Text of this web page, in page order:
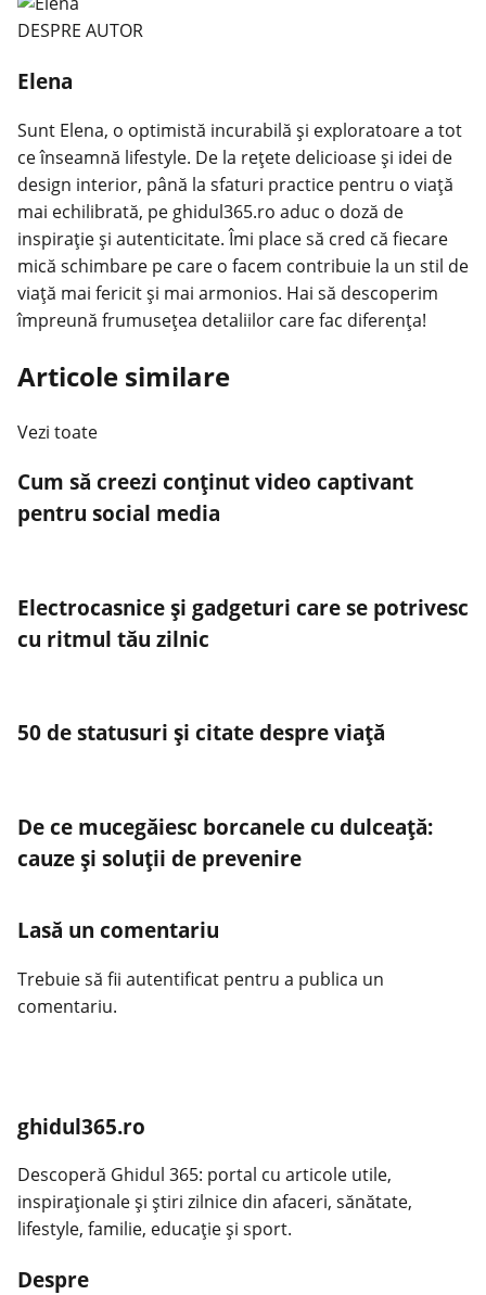
DESPRE AUTOR
Elena
Sunt Elena, o optimistă incurabilă și exploratoare a tot
ce înseamnă lifestyle. De la rețete delicioase și idei de
design interior, până la sfaturi practice pentru o viață
mai echilibrată, pe ghidul365.ro aduc o doză de
inspirație și autenticitate. Îmi place să cred că fiecare
mică schimbare pe care o facem contribuie la un stil de
viață mai fericit și mai armonios. Hai să descoperim
împreună frumusețea detaliilor care fac diferența!
Articole similare
Vezi toate
Cum să creezi conținut video captivant
pentru social media
Electrocasnice și gadgeturi care se potrivesc
cu ritmul tău zilnic
50 de statusuri și citate despre viață
De ce mucegăiesc borcanele cu dulceață:
cauze și soluții de prevenire
Lasă un comentariu
Trebuie să fii autentificat pentru a publica un
comentariu.
ghidul365.ro
Descoperă Ghidul 365: portal cu articole utile,
inspiraționale și știri zilnice din afaceri, sănătate,
lifestyle, familie, educație și sport.
Despre